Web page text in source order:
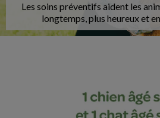
Les soins préventifs aident les
longtemps, plus heureux et